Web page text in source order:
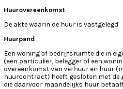
Huurovereenkomst
De akte waarin de huur is vastgelegd
Huurpand
Een woning of bedrijfsruimte die in
(een particulier, belegger of een
overeenkomst van verhuur en huur
huurcontract) heeft gesloten met de
die daarvoor maandelijks huur